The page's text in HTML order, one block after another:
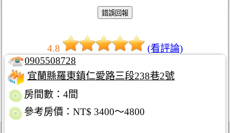
4.8
(看評論)
0905508728
宜蘭縣羅東鎮仁愛路三段238巷2號
房間數：4間
參考房價：NT$ 3400～4800